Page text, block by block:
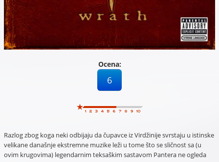
Ocena:
6
Razlog zbog koga neki odbijaju da čupavce iz Virdžinije svrstaju u istinske
velikane današnje ekstremne muzike leži u tome što se sličnost sa (u
ovim krugovima) legendarnim teksaškim sastavom Pantera ne ogleda